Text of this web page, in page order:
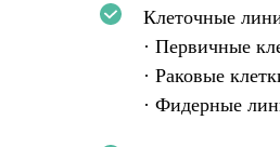
Клеточные
· Первичные
· Раковые
· Фидерные